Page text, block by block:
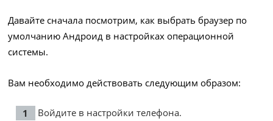
Давайте сначала посмотрим, как выбрать браузер по
умолчанию Андроид в настройках операционной
системы.
Вам необходимо действовать следующим образом:
Войдите в настройки телефона.